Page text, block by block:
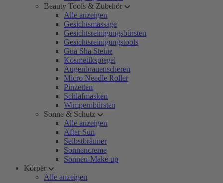
Beauty Tools & Zubehör
Alle anzeigen
Gesichtsmassage
Gesichtsreinigungsbürsten
Gesichtsreinigungstools
Gua Sha Steine
Kosmetikspiegel
Augenbrauenscheren
Micro Needle Roller
Pinzetten
Schlafmasken
Wimpernbürsten
Sonne & Schutz
Alle anzeigen
After Sun
Selbstbräuner
Sonnencreme
Sonnen-Make-up
Körper
Alle anzeigen